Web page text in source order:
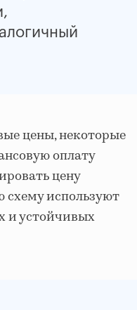
цены, некоторые
оплату
цену
схему используют
и устойчивых